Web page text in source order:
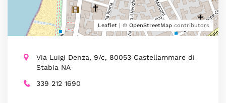
Leaflet | © OpenStreetMap contributors
Via Luigi Denza, 9/c, 80053 Castellammare di
Stabia NA
339 212 1690